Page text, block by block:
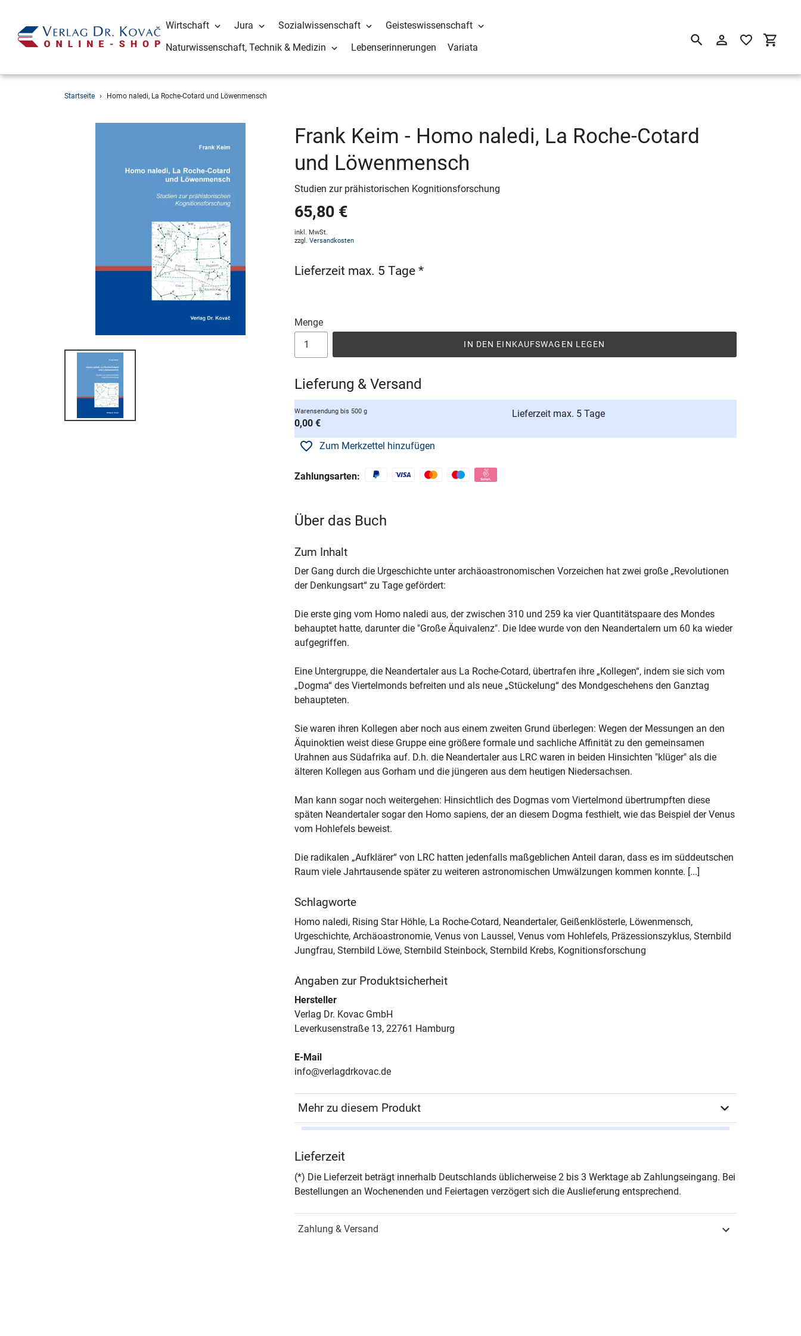
Wirtschaft Jura Sozialwissenschaft
Geisteswissenschaft
Naturwissenschaft, Technik & Medizin
Lebenserinnerungen Variata SuchenEinloggen
Startseite › Homo naledi, La Roche-Cotard und Löwenmensch
Frank Keim - Homo naledi, La Roche-Cotard
und Löwenmensch
Studien zur prähistorischen Kognitionsforschung
65,80 €
inkl. MwSt.
zzgl. Versandkosten
Lieferzeit max. 5 Tage *
Menge
IN DEN EINKAUFSWAGEN LEGEN
Lieferung & Versand
Warensendung bis 500 g
0,00 €
Lieferzeit max. 5 Tage
Zum Merkzettel hinzufügen
Zahlungsarten:
Über das Buch
Zum Inhalt
Der Gang durch die Urgeschichte unter archäoastronomischen Vorzeichen hat zwei große „Revolutionen
der Denkungsart“ zu Tage gefördert:
Die erste ging vom Homo naledi aus, der zwischen 310 und 259 ka vier Quantitätspaare des Mondes
behauptet hatte, darunter die "Große Äquivalenz". Die Idee wurde von den Neandertalern um 60 ka wieder
aufgegriffen.
Eine Untergruppe, die Neandertaler aus La Roche-Cotard, übertrafen ihre „Kollegen“, indem sie sich vom
„Dogma“ des Viertelmonds befreiten und als neue „Stückelung“ des Mondgeschehens den Ganztag
behaupteten.
Sie waren ihren Kollegen aber noch aus einem zweiten Grund überlegen: Wegen der Messungen an den
Äquinoktien weist diese Gruppe eine größere formale und sachliche Affinität zu den gemeinsamen
Urahnen aus Südafrika auf. D.h. die Neandertaler aus LRC waren in beiden Hinsichten "klüger" als die
älteren Kollegen aus Gorham und die jüngeren aus dem heutigen Niedersachsen.
Man kann sogar noch weitergehen: Hinsichtlich des Dogmas vom Viertelmond übertrumpften diese
späten Neandertaler sogar den Homo sapiens, der an diesem Dogma festhielt, wie das Beispiel der Venus
vom Hohlefels beweist.
Die radikalen „Aufklärer“ von LRC hatten jedenfalls maßgeblichen Anteil daran, dass es im süddeutschen
Raum viele Jahrtausende später zu weiteren astronomischen Umwälzungen kommen konnte. [...]
Schlagworte
Homo naledi, Rising Star Höhle, La Roche-Cotard, Neandertaler, Geißenklösterle, Löwenmensch,
Urgeschichte, Archäoastronomie, Venus von Laussel, Venus vom Hohlefels, Präzessionszyklus, Sternbild
Jungfrau, Sternbild Löwe, Sternbild Steinbock, Sternbild Krebs, Kognitionsforschung
Angaben zur Produktsicherheit
Hersteller
Verlag Dr. Kovac GmbH
Leverkusenstraße 13, 22761 Hamburg
E-Mail
info@verlagdrkovac.de
Mehr zu diesem Produkt
Seiten 114
ISBN
Lieferzeit
(*) Die Lieferzeit beträgt innerhalb Deutschlands üblicherweise 2 bis 3 Werktage ab Zahlungseingang. Bei
Bestellungen an Wochenenden und Feiertagen verzögert sich die Auslieferung entsprechend.
Zahlung & Versand